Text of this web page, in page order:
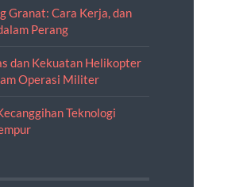
Granat: Cara Kerja, dan
Perang
dan Kekuatan Helikopter
Operasi Militer
Teknologi